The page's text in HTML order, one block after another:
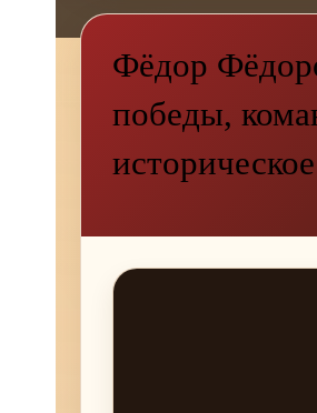
Фёдор
победы,